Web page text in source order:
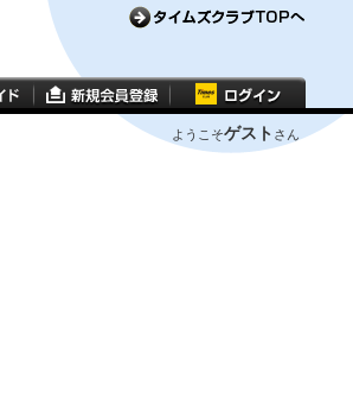
ようこそゲスト さん